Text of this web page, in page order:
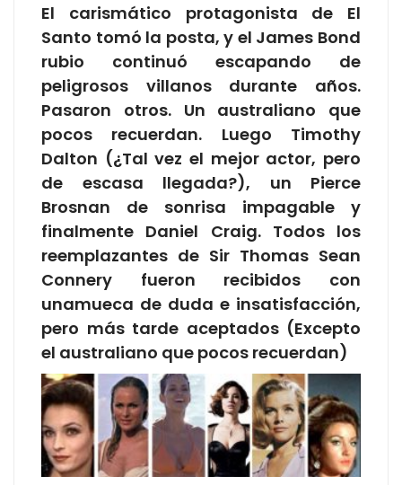
El carismático protagonista de El
Santo tomó la posta, y el James Bond
rubio continuó escapando de
peligrosos villanos durante años.
Pasaron otros. Un australiano que
pocos recuerdan. Luego Timothy
Dalton (¿Tal vez el mejor actor, pero
de escasa llegada?), un Pierce
Brosnan de sonrisa impagable y
finalmente Daniel Craig. Todos los
reemplazantes de Sir Thomas Sean
Connery fueron recibidos con
unamueca de duda e insatisfacción,
pero más tarde aceptados (Excepto
el australiano que pocos recuerdan)